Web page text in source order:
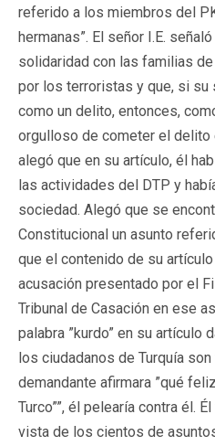
referido a los miembros del
hermanas”. El señor I.E.
solidaridad con las familias
por los terroristas y que, si
como un delito, entonces,
orgulloso de cometer el delito
alegó que en su artículo, él
las actividades del DTP y
sociedad. Alegó que se
Constitucional un asunto
que el contenido de su
acusación presentado por el
Tribunal de Casación en ese
palabra ”kurdo” en su artículo
los ciudadanos de Turquía
demandante afirmara ”qué
Turco””, él pelearía contra él.
vista de los cientos de